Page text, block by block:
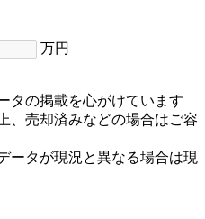
万円
タの掲載を心がけています
、売却済みなどの場合はご容
ータが現況と異なる場合は現